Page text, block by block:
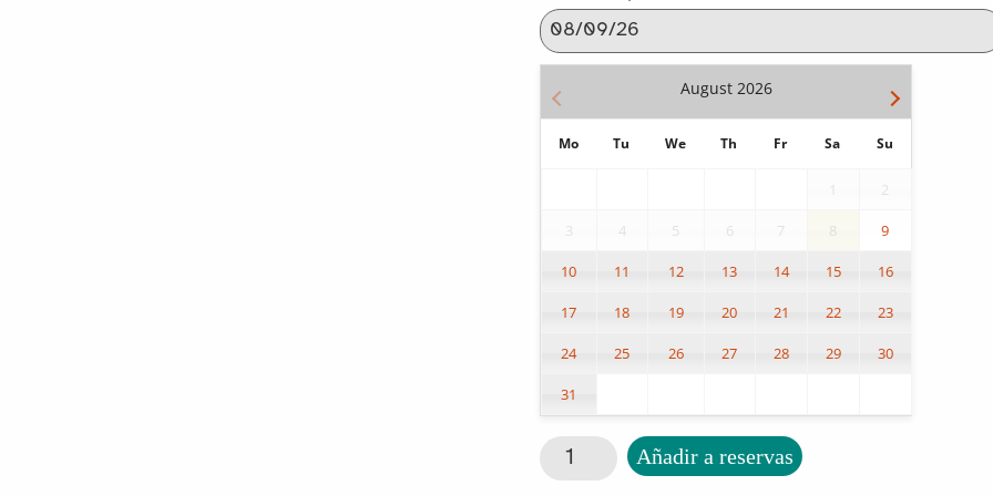
August 2026
Mo Tu We Th Fr Sa Su
2
3 4 5 6 7 8 9
10 11 12 13 14 15 16
17 18 19 20 21 22 23
24 25 26 27 28 29 30
31
Conmutador Popz cantidad
Añadir a reservas